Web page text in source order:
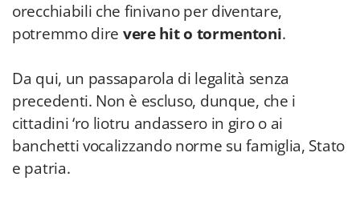
orecchiabili che finivano per diventare,
potremmo dire vere hit o tormentoni.
Da qui, un passaparola di legalità senza
precedenti. Non è escluso, dunque, che i
cittadini ‘ro liotru andassero in giro o ai
banchetti vocalizzando norme su famiglia, Stato
e patria.